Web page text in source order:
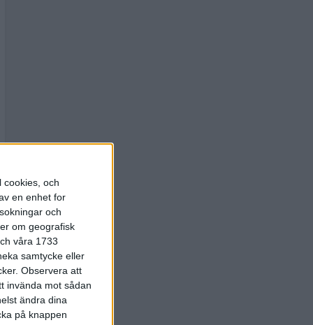
cookies, och
en enhet for
och
om geografisk
våra 1733
samtycke eller
Observera att
invända mot sådan
ändra dina
på knappen